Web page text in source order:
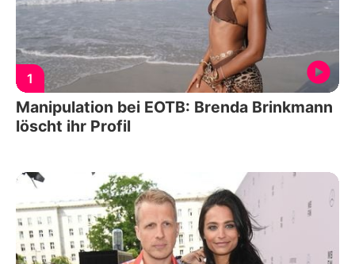
1
Manipulation bei EOTB: Brenda Brinkmann
löscht ihr Profil